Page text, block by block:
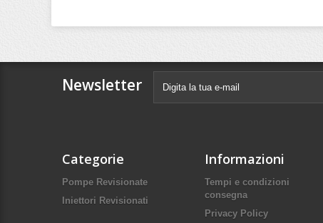
Newsletter
Categorie
Pompe Revisionate
Iniettori Revisionati
Informazioni
Tempi e condizioni
consegna
Privacy Policy